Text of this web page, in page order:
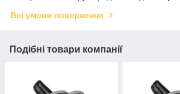
Всі умови повернення
Подібні товари компанії